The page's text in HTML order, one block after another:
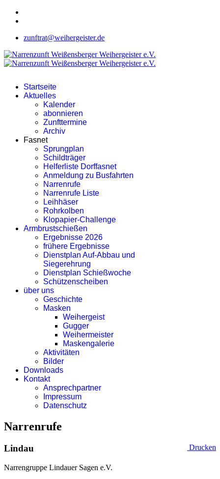
zunftrat@weihergeister.de
Startseite
Aktuelles
Kalender
abonnieren
Zunfttermine
Archiv
Fasnet
Sprungplan
Schildträger
Helferliste Dorffasnet
Anmeldung zu Busfahrten
Narrenrufe
Narrenrufe Liste
Leihhäser
Rohrkolben
Klopapier-Challenge
Armbrustschießen
Ergebnisse 2026
frühere Ergebnisse
Dienstplan Auf-Abbau und
Siegerehrung
Dienstplan Schießwoche
Schützenscheiben
über uns
Geschichte
Masken
Weihergeist
Gugger
Weihermeister
Maskengalerie
Aktivitäten
Bilder
Downloads
Kontakt
Ansprechpartner
Impressum
Datenschutz
Narrenrufe
Drucken
Lindau
Narrengruppe Lindauer Sagen e.V.